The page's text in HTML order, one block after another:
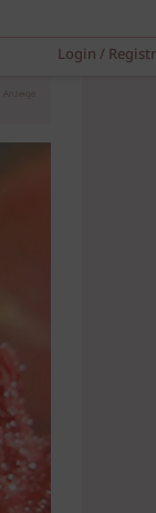
Login /
Anzeige